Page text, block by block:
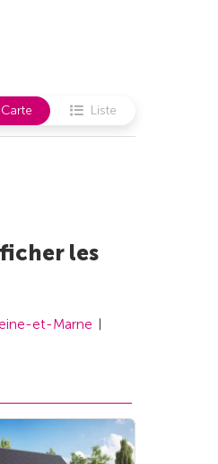
Carte Liste
les
et-Marne